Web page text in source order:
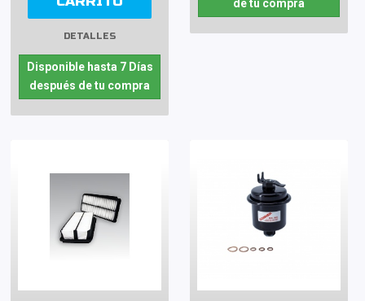
DETALLES
Disponible hasta 7 Días
después de tu compra
de tu compra